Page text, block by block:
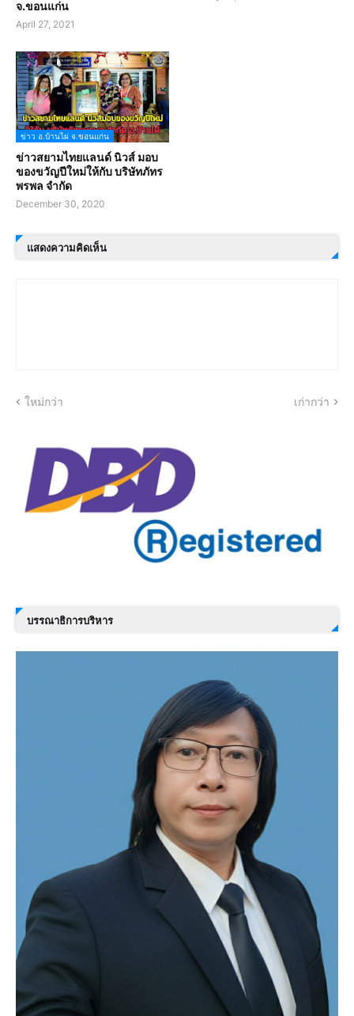
จ.ขอนแก่น
April 27, 2021
ข่าว อ.บ้านไผ่ จ.ขอนแก่น
ข่าวสยามไทยแลนด์ นิวส์ มอบ
ของขวัญปีใหม่ให้กับ บริษัทภัทร
พรพล จำกัด
December 30, 2020
แสดงความคิดเห็น
ใหม่กว่า เก่ากว่า
บรรณาธิการบริหาร